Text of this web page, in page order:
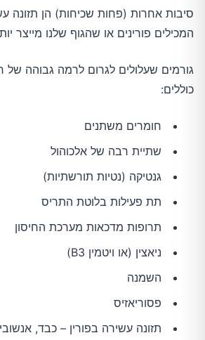
סיבות אחרות (פחות שכיחות) הן תזונה
המכילים פורינים או שהגוף שלנו מייצר
גורמים שעלולים לגרום לרמה גבוהה
כוללים:
חומרים משתנים
שתיית רבה של אלכוהול
גנטיקה (נטיות תורשתיות)
תת פעילות בלוטת התריס
תרופות מדכאות מערכת החיסון
ניאצין (או ויטמין B3)
השמנה
פסוריאזיס
תזונה עשירה בפורין – כבד,